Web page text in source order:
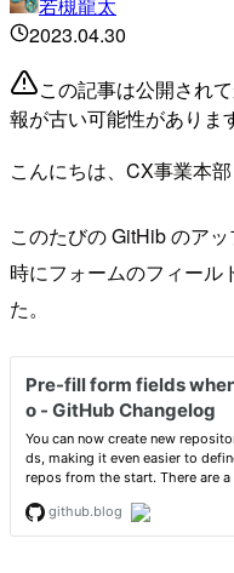
2023.04.30
この記事は公開され
報が古い可能性がありま
こんにちは、CX事業本
このたびの GitHib のア
時にフォームのフィール
た。